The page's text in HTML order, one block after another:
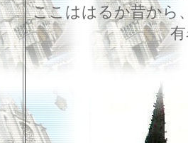
ここははるか昔から